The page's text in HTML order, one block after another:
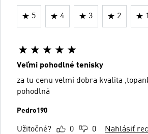
5 4 3 2 1
Veľmi pohodlné tenisky
za tu cenu velmi dobra kvalita
pohodlná
Pedro190
Užitočné? 0 0 Nahlásiť